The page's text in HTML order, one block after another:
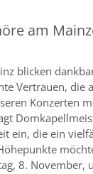
am
blicken
Vertrauen, die
Konzerten
ein, die ein
8. November,